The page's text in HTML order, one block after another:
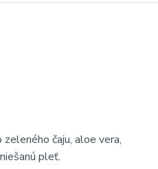
čaju, aloe vera,
pleť.